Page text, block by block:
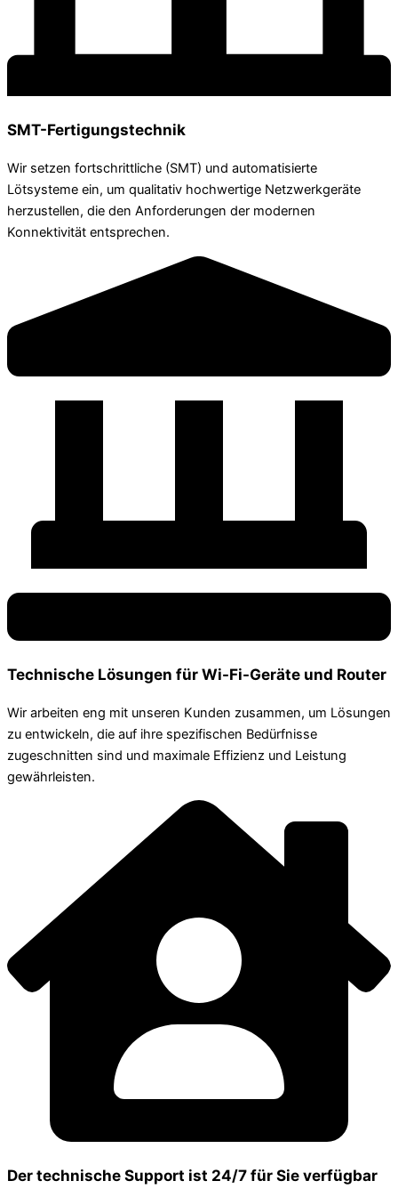
SMT-Fertigungstechnik
Wir setzen fortschrittliche (SMT) und automatisierte
Lötsysteme ein, um qualitativ hochwertige Netzwerkgeräte
herzustellen, die den Anforderungen der modernen
Konnektivität entsprechen.
Technische Lösungen für Wi-Fi-Geräte und Router
Wir arbeiten eng mit unseren Kunden zusammen, um Lösungen
zu entwickeln, die auf ihre spezifischen Bedürfnisse
zugeschnitten sind und maximale Effizienz und Leistung
gewährleisten.
Der technische Support ist 24/7 für Sie verfügbar